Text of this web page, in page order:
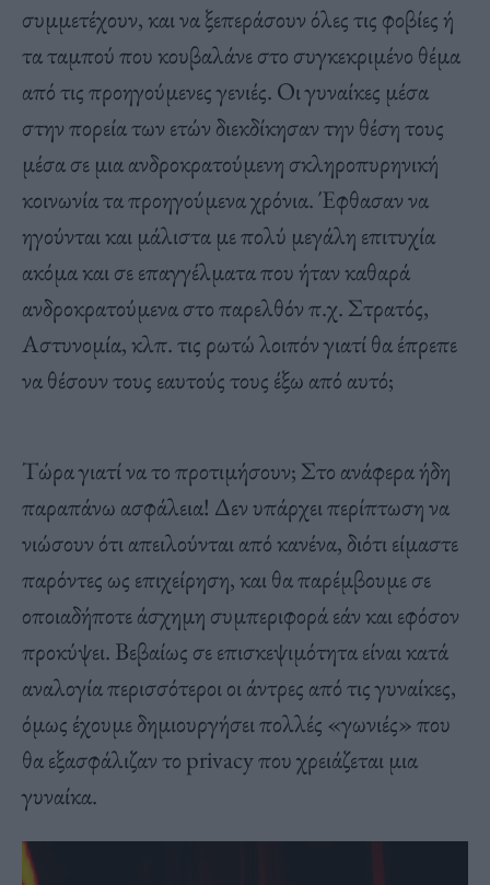
συμμετέχουν, και να ξεπεράσουν όλες τις φοβίες ή
τα ταμπού που κουβαλάνε στο συγκεκριμένο θέμα
από τις προηγούμενες γενιές. Οι γυναίκες μέσα
στην πορεία των ετών διεκδίκησαν την θέση τους
μέσα σε μια ανδροκρατούμενη σκληροπυρηνική
κοινωνία τα προηγούμενα χρόνια. Έφθασαν να
ηγούνται και μάλιστα με πολύ μεγάλη επιτυχία
ακόμα και σε επαγγέλματα που ήταν καθαρά
ανδροκρατούμενα στο παρελθόν π.χ. Στρατός,
Αστυνομία, κλπ. τις ρωτώ λοιπόν γιατί θα έπρεπε
να θέσουν τους εαυτούς τους έξω από αυτό;
Τώρα γιατί να το προτιμήσουν; Στο ανάφερα ήδη
παραπάνω ασφάλεια! Δεν υπάρχει περίπτωση να
νιώσουν ότι απειλούνται από κανένα, διότι είμαστε
παρόντες ως επιχείρηση, και θα παρέμβουμε σε
οποιαδήποτε άσχημη συμπεριφορά εάν και εφόσον
προκύψει. Βεβαίως σε επισκεψιμότητα είναι κατά
αναλογία περισσότεροι οι άντρες από τις γυναίκες,
όμως έχουμε δημιουργήσει πολλές «γωνιές» που
θα εξασφάλιζαν το privacy που χρειάζεται μια
γυναίκα.